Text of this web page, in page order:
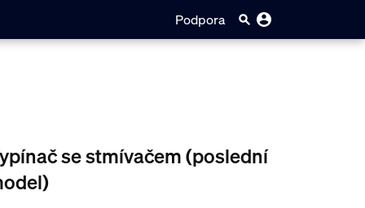
Podpora
se stmívačem (poslední